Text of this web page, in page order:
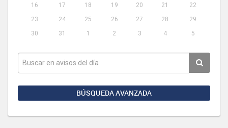
16
17 18 19 20 21
22
23
24 25 26 27 28
29
30
31 1 2 3 4 5
BÚSQUEDA AVANZADA